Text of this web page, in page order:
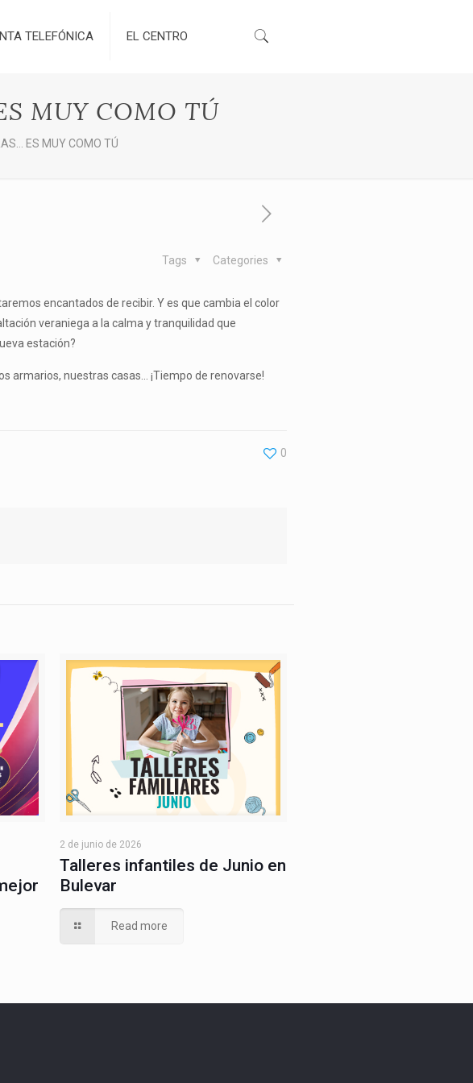
TELEFÓNICA EL CENTRO
MUY COMO TÚ
ES MUY COMO TÚ
Categories
Tags
encantados de recibir. Y es que cambia el color
veraniega a la calma y tranquilidad que
estación?
armarios, nuestras casas… ¡Tiempo de renovarse!
0
2 de junio de 2026
Talleres infantiles de Junio en
Bulevar
Read more